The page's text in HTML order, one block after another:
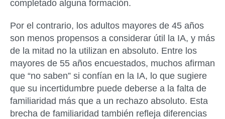
completado alguna formación.
Por el contrario, los adultos mayores de 45 años
son menos propensos a considerar útil la IA, y más
de la mitad no la utilizan en absoluto. Entre los
mayores de 55 años encuestados, muchos afirman
que “no saben” si confían en la IA, lo que sugiere
que su incertidumbre puede deberse a la falta de
familiaridad más que a un rechazo absoluto. Esta
brecha de familiaridad también refleja diferencias